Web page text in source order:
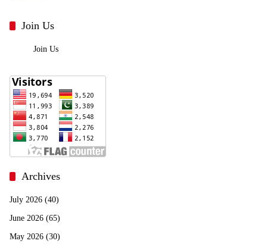
Join Us
Join Us
Archives
July 2026 (40)
June 2026 (65)
May 2026 (30)